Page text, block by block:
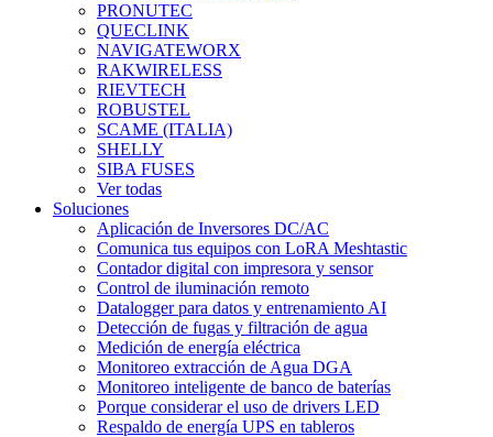
PRONUTEC
QUECLINK
NAVIGATEWORX
RAKWIRELESS
RIEVTECH
ROBUSTEL
SCAME (ITALIA)
SHELLY
SIBA FUSES
Ver todas
Soluciones
Aplicación de Inversores DC/AC
Comunica tus equipos con LoRA Meshtastic
Contador digital con impresora y sensor
Control de iluminación remoto
Datalogger para datos y entrenamiento AI
Detección de fugas y filtración de agua
Medición de energía eléctrica
Monitoreo extracción de Agua DGA
Monitoreo inteligente de banco de baterías
Porque considerar el uso de drivers LED
Respaldo de energía UPS en tableros